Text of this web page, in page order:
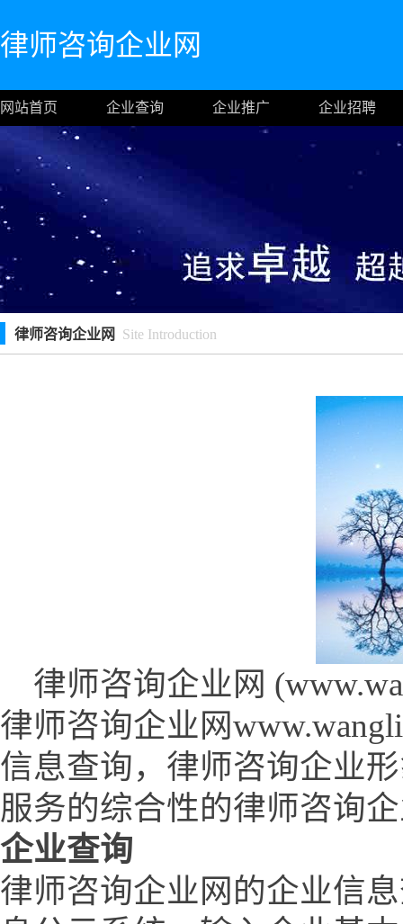
律师咨询企业网
网站首页 企业查询 企业推广 企业招聘
律师咨询企业网 Site Introduction
律师咨询企业网
律师咨询企业网
信息查询，律师咨询企业
服务的综合性的律师咨询
企业查询
律师咨询企业网的企业信